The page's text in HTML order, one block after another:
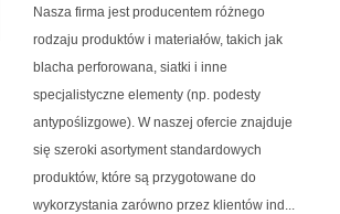
Nasza firma jest producentem różnego
rodzaju produktów i materiałów, takich jak
blacha perforowana, siatki i inne
specjalistyczne elementy (np. podesty
antypoślizgowe). W naszej ofercie znajduje
się szeroki asortyment standardowych
produktów, które są przygotowane do
wykorzystania zarówno przez klientów ind...